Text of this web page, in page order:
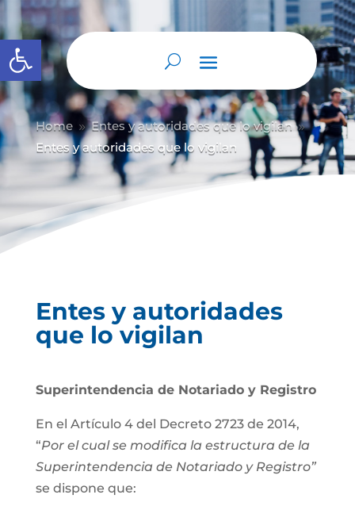
Abrir barra de herramientas
Home 9 Entes y autoridades que lo vigilan 9
Entes y autoridades que lo vigilan
Entes y autoridades
que lo vigilan
Superintendencia de Notariado y Registro
En el Artículo 4 del Decreto 2723 de 2014,
“Por el cual se modifica la estructura de la
Superintendencia de Notariado y Registro”
se dispone que: